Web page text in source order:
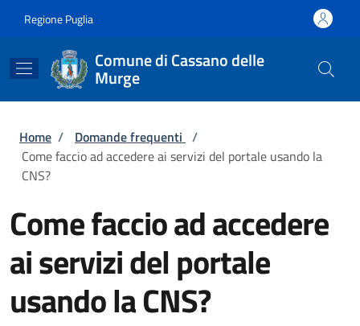
Regione Puglia
Comune di Cassano delle
Murge
Briciole di pane
Home / Domande frequenti /
Come faccio ad accedere ai servizi del portale usando la
CNS?
Come faccio ad accedere
ai servizi del portale
usando la CNS?